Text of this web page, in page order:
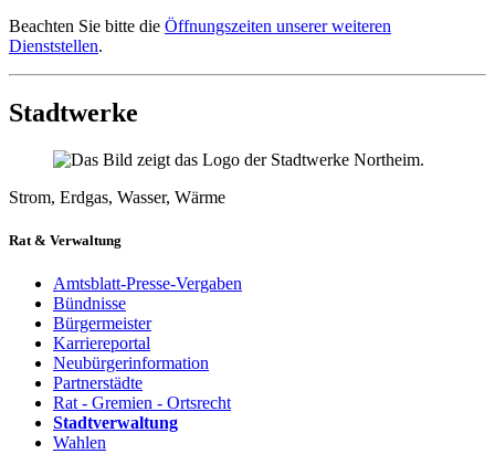
Beachten Sie bitte die Öffnungszeiten unserer weiteren
Dienststellen.
Stadtwerke
Strom, Erdgas, Wasser, Wärme
Rat & Verwaltung
Amtsblatt-Presse-Vergaben
Bündnisse
Bürgermeister
Karriereportal
Neubürgerinformation
Partnerstädte
Rat - Gremien - Ortsrecht
Stadtverwaltung
Wahlen